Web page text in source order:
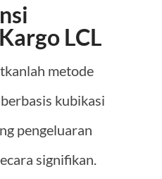
LCL
metode
kubikasi
pengeluaran
signifikan.